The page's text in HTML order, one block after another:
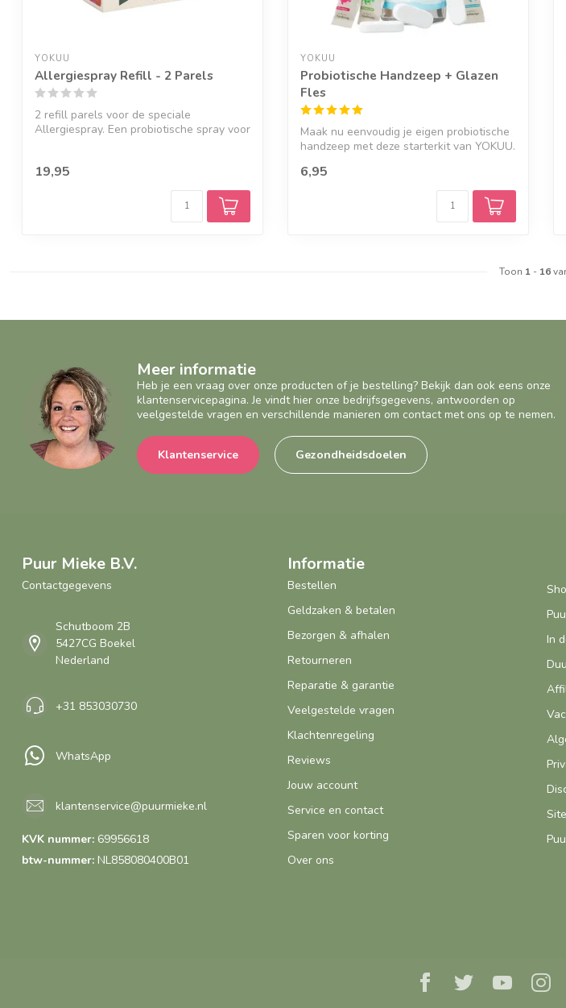
YOKUU
Allergiespray Refill - 2 Parels
2 refill parels voor de speciale
Allergiespray. Een probiotische spray voor
19,95
YOKUU
Probiotische Handzeep + Glazen
Fles
Maak nu eenvoudig je eigen probiotische
handzeep met deze starterkit van YOKUU.
6,95
Toon 1 - 16
Meer informatie
Heb je een vraag over onze producten of je bestelling? Bekijk dan ook eens onze
klantenservicepagina. Je vindt hier onze bedrijfsgegevens, antwoorden op
veelgestelde vragen en verschillende manieren om contact met ons op te nemen.
Klantenservice Gezondheidsdoelen
Puur Mieke B.V.
Contactgegevens
Schutboom 2B
5427CG Boekel
Nederland
+31 853030730
WhatsApp
klantenservice@puurmieke.nl
KVK nummer: 69956618
btw-nummer: NL858080400B01
Informatie
Bestellen
Geldzaken & betalen
Bezorgen & afhalen
Retourneren
Reparatie & garantie
Veelgestelde vragen
Klachtenregeling
Reviews
Jouw account
Service en contact
Sparen voor korting
Over ons
In